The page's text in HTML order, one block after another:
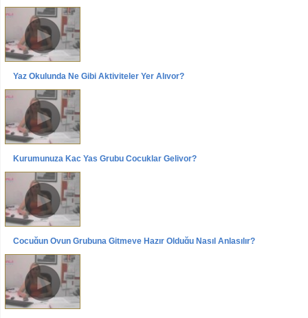
Yaz Okulunda Ne Gibi Aktiviteler Yer Alıyor?
Videolar Röportajlar
Kurumunuza Kaç Yaş Grubu Çocuklar Geliyor?
Videolar Röportajlar
Çocuğun Oyun Grubuna Gitmeye Hazır Olduğu Nasıl Anlaşılır?
Videolar Röportajlar